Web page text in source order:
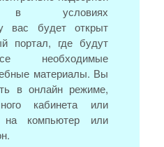
в условиях
вас будет открыт
портал, где будут
необходимые
материалы. Вы
в онлайн режиме,
кабинета или
компьютер или